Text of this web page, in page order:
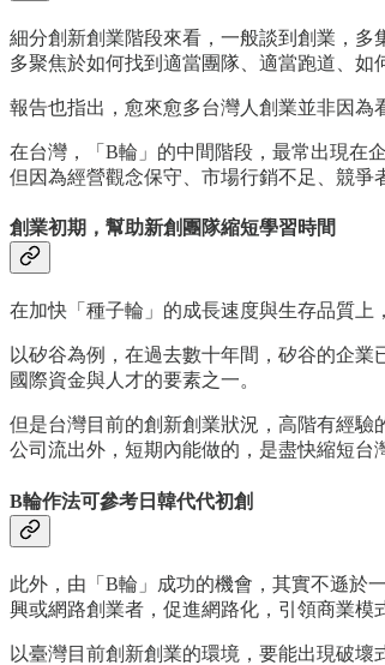
細分創新創業階段來看，一般談到創業，多
多聚焦於如何找到適當團隊、適當跑道、如
報告也指出，愈來愈多台灣人創業並非因為
在台灣，「B輪」的中間階段，最常出現在
但因為經營觀念保守、市場行銷不足、競爭
創業初期，幫助新創團隊縮短學習時間
在加快「種子輪」的成長速度與生存品質上
以矽谷為例，在過去數十年間，矽谷的企業
國際資金與人才的要素之一。
但是台灣目前的創新創業狀況，高階有經
公司流出外，短期內能做的，是盡快縮短台
B輪作法可參考日韓代代初創
此外，由「B輪」成功的機會，其實不遜於
興或網路創業者，促進網路化，引領商業模
以臺灣目前創新創業的環境，要能出現破